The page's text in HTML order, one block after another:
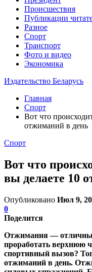
Происшествия
Публикации
Разное
Спорт
Транспорт
Фото и видео
Экономика
Издательство Беларусь
Главная
Спорт
Вот что
отжиманий в день
Спорт
Вот что
вы делаете 10
Опубликовано Июл 9,
0
Поделится
Отжимания —
проработать верхнюю
спортивный вызов?
отжиманий в день.